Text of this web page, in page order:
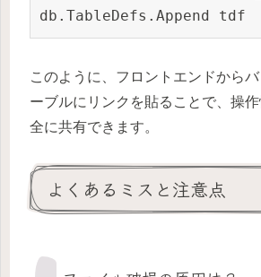
このように、フロントエンドから
ーブルにリンクを貼ることで、操
全に共有できます。
よくあるミスと注意点